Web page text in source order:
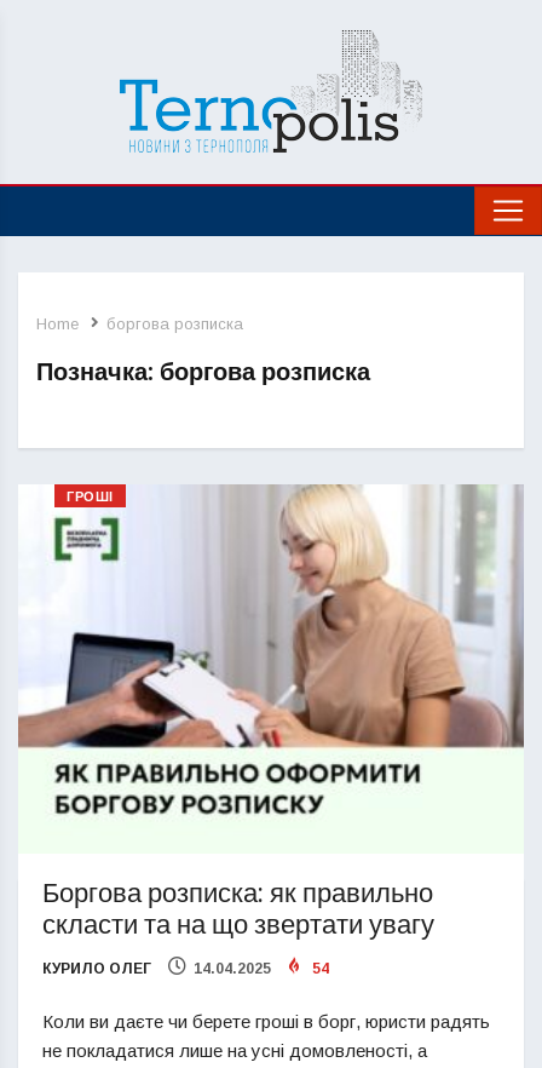
Home боргова розписка
Позначка: боргова розписка
ГРОШІ
Боргова розписка: як правильно
скласти та на що звертати увагу
КУРИЛО ОЛЕГ 14.04.2025 54
Коли ви даєте чи берете гроші в борг, юристи радять
не покладатися лише на усні домовленості, а